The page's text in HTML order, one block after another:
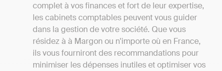
complet à vos finances et fort de leur expertise,
les cabinets comptables peuvent vous guider
dans la gestion de votre société. Que vous
résidez à à Margon ou n'importe où en France,
ils vous fourniront des recommandations pour
minimiser les dépenses inutiles et optimiser vos